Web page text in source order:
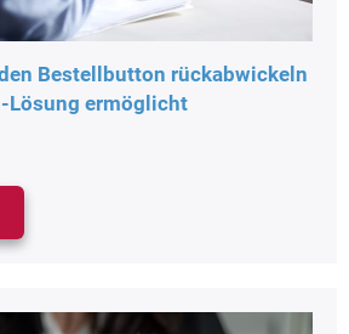
Bestellbutton rückabwickeln
Lösung ermöglicht